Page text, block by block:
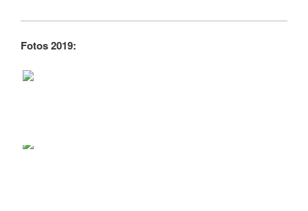
Fotos 2019: